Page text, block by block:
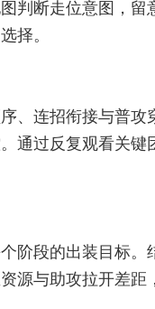
判断走位意图，留
择。
、连招衔接与普攻
通过反复观看关键
阶段的出装目标
源与助攻拉开差